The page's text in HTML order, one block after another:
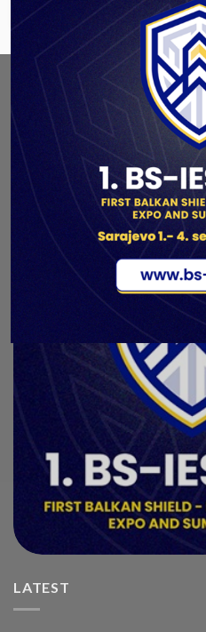
TK M28 YA
ABOUT US
As a government authorized
concern,
Unis GROUPis the
and military equipment in
LATEST